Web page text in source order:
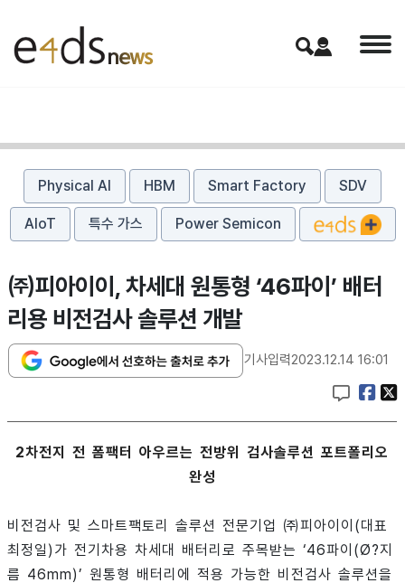
Physical AI HBM Smart Factory SDV
AIoT 특수 가스 Power Semicon
㈜피아이이, 차세대 원통형 ‘46파이’ 배터
리용 비전검사 솔루션 개발
기사입력2023.12.14 16:01
2차전지 전 폼팩터 아우르는 전방위 검사솔루션 포트폴리오
완성
비전검사 및 스마트팩토리 솔루션 전문기업 ㈜피아이이(대표
최정일)가 전기차용 차세대 배터리로 주목받는 ‘46파이(Ø?지
름 46mm)’ 원통형 배터리에 적용 가능한 비전검사 솔루션을